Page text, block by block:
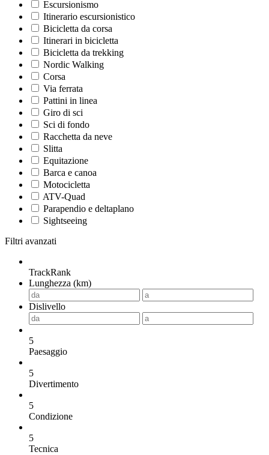
Escursionismo
Itinerario escursionistico
Bicicletta da corsa
Itinerari in bicicletta
Bicicletta da trekking
Nordic Walking
Corsa
Via ferrata
Pattini in linea
Giro di sci
Sci di fondo
Racchetta da neve
Slitta
Equitazione
Barca e canoa
Motocicletta
ATV-Quad
Parapendio e deltaplano
Sightseeing
Filtri avanzati
TrackRank
Lunghezza (km)
Dislivello
5
Paesaggio
5
Divertimento
5
Condizione
5
Tecnica